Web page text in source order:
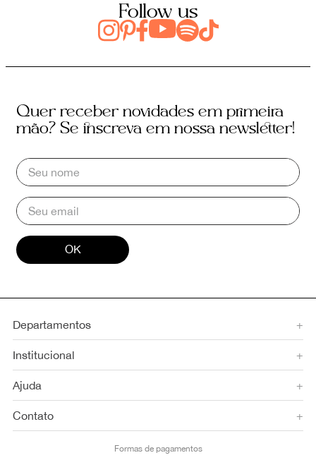
Follow us
Quer receber novidades em primeira
mão? Se inscreva em nossa newsletter!
OK
Departamentos +
Institucional +
Ajuda +
Contato +
Formas de pagamentos